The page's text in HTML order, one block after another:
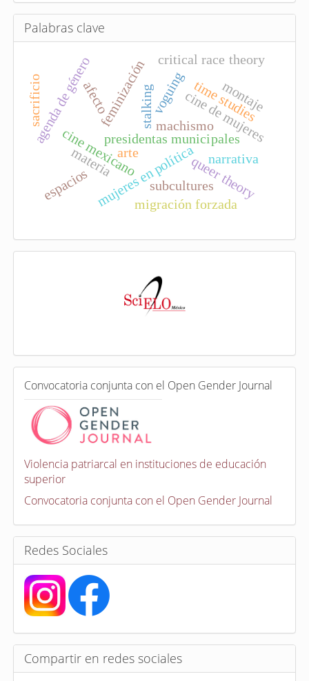
c
l
Palabras clave
stalking
presidentas municipales
cine mexicano
mujeres en política
machismo
agenda de génerofeminización cine de mujeres
voguing
queer theory
critical race theory
time studies
subcultures
afecto
materia
migración forzada
narrativa
espacios
montaje
arte
sacrificio
a
e
n
C
o
o
a
t
o
r
a
s
Convocatoria conjunta con el Open Gender Journal
Violencia patriarcal en instituciones de educación
superior
Convocatoria conjunta con el Open Gender Journal
Redes Sociales
Compartir en redes sociales